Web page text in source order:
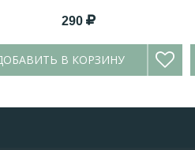
290
В КОРЗИНУ